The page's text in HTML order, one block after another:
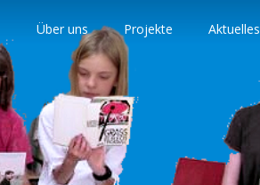
Über uns Projekte Aktuelles